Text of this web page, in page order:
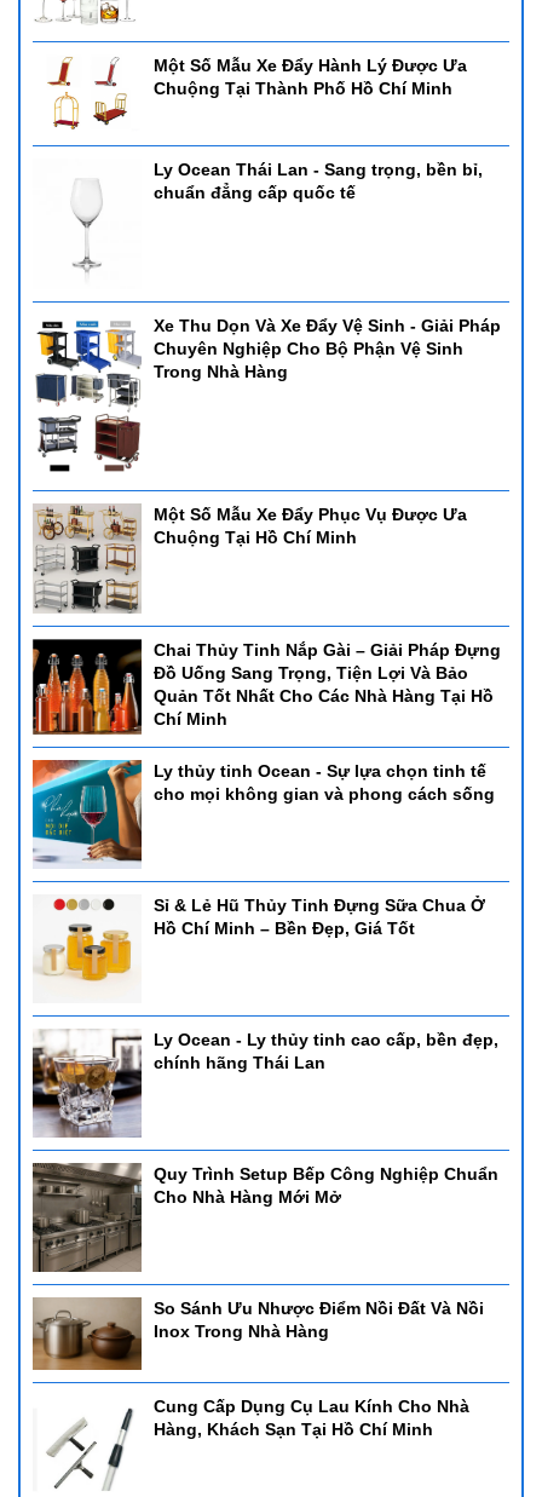
Một Số Mẫu Xe Đẩy Hành Lý Được Ưa
Chuộng Tại Thành Phố Hồ Chí Minh
Ly Ocean Thái Lan - Sang trọng, bền bỉ,
chuẩn đẳng cấp quốc tế
Xe Thu Dọn Và Xe Đẩy Vệ Sinh - Giải Pháp
Chuyên Nghiệp Cho Bộ Phận Vệ Sinh
Trong Nhà Hàng
Một Số Mẫu Xe Đẩy Phục Vụ Được Ưa
Chuộng Tại Hồ Chí Minh
Chai Thủy Tinh Nắp Gài – Giải Pháp Đựng
Đồ Uống Sang Trọng, Tiện Lợi Và Bảo
Quản Tốt Nhất Cho Các Nhà Hàng Tại Hồ
Chí Minh
Ly thủy tinh Ocean - Sự lựa chọn tinh tế
cho mọi không gian và phong cách sống
Sỉ & Lẻ Hũ Thủy Tinh Đựng Sữa Chua Ở
Hồ Chí Minh – Bền Đẹp, Giá Tốt
Ly Ocean - Ly thủy tinh cao cấp, bền đẹp,
chính hãng Thái Lan
Quy Trình Setup Bếp Công Nghiệp Chuẩn
Cho Nhà Hàng Mới Mở
So Sánh Ưu Nhược Điểm Nồi Đất Và Nồi
Inox Trong Nhà Hàng
Cung Cấp Dụng Cụ Lau Kính Cho Nhà
Hàng, Khách Sạn Tại Hồ Chí Minh